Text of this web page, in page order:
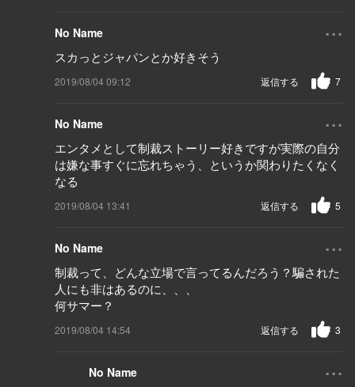
No Name ...
スカっとジャパンとか好きそう
2019/08/04 09:12 7
返信する
No Name ...
エンタメとして制裁ストーリー好きですが実際の自分
は嫌な事すぐに忘れちゃう、というか関わりたくなく
なる
2019/08/04 13:41 5
返信する
No Name ...
制裁って、どんな立場で言ってるんだろう？騙された
人にも非はあるのに、、、
何サマー？
2019/08/04 14:54 3
返信する
No Name ...